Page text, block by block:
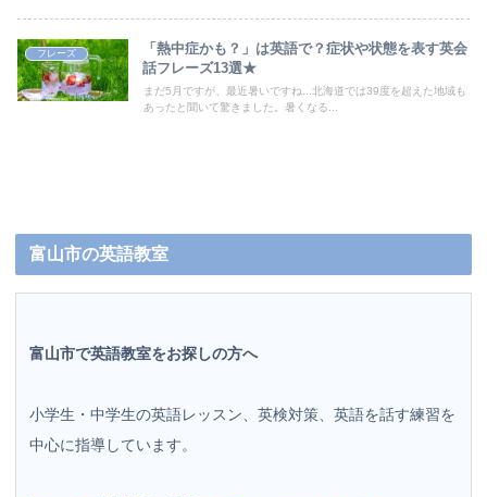
フレーズ
「熱中症かも？」は英語で？症状や状態を表す英会
話フレーズ13選★
まだ5月ですが、最近暑いですね...北海道では39度を超えた地域も
あったと聞いて驚きました。暑くなる...
富山市の英語教室
富山市で英語教室をお探しの方へ
小学生・中学生の英語レッスン、英検対策、英語を話す練習を
中心に指導しています。